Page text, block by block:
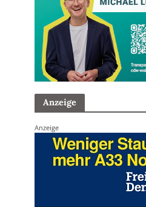
Anzeige
Anzeige